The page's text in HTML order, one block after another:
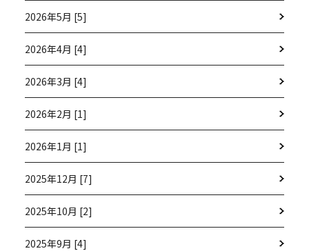
2026年5月 [5]
2026年4月 [4]
2026年3月 [4]
2026年2月 [1]
2026年1月 [1]
2025年12月 [7]
2025年10月 [2]
2025年9月 [4]